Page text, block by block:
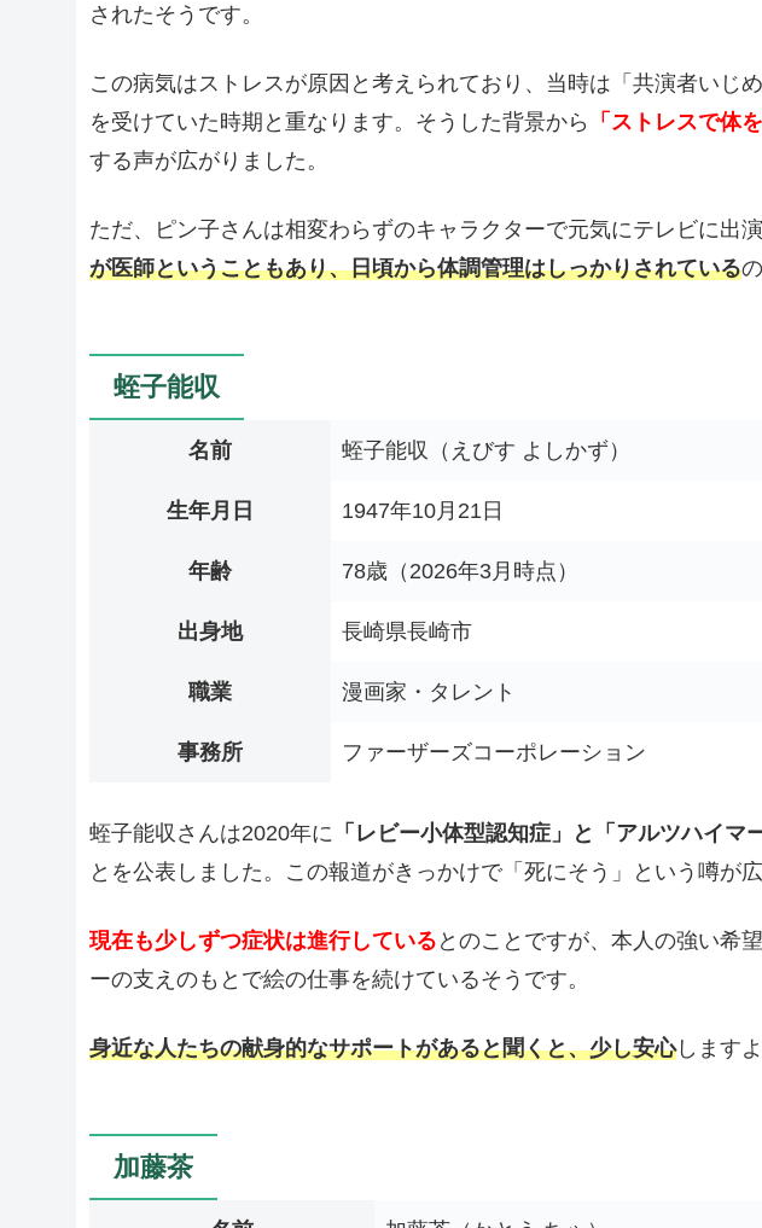
されたそうです。
この病気はストレスが原因と考えられており、当時は「共演者いじ
を受けていた時期と重なります。そうした背景から
「ストレスで体
する声が広がりました。
ただ、ピン子さんは相変わらずのキャラクターで元気にテレビに出
が医師ということもあり、日頃から体調管理はしっかりされている
蛭子能収
名前 蛭子能収（えびす よしかず）
生年月日 1947年10月21日
年齢 78歳（2026年3月時点）
出身地 長崎県長崎市
職業 漫画家・タレント
事務所 ファーザーズコーポレーション
蛭子能収さんは2020年に 「レビー小体型認知症」と「アルツハイマ
とを公表しました。この報道がきっかけで「死にそう」という噂が
現在も少しずつ症状は進行している とのことですが、本人の強い希
ーの支えのもとで絵の仕事を続けているそうです。
身近な人たちの献身的なサポートがあると聞くと、少し安心しますよ
加藤茶